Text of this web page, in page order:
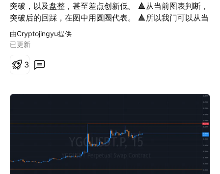
突破，以及盘整，甚至差点创新低。 🔺从当前图表判断，
突破后的回踩，在图中用圆圈代表。 🔺所以我门可以从当
前这里可以看到一些回温。 🔺可以现在拿一些，目标在图
中写的很清楚。 - - - - - - - - - - - - - - - - - 鲸鱼用户
由Cryptojingyu提供
已更新
3